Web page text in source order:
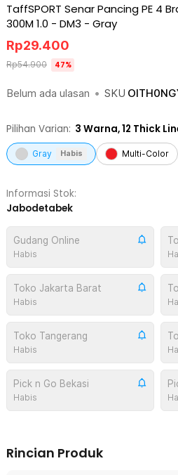
TaffSPORT Senar Pancing PE 4
300M 1.0 - DM3 - Gray
Belum ada ulasan • SKU
Rp29.400
Rp54.900 47%
Pilihan Varian: 3 Warna,12 Thick
Gray Habis Multi-Color
Informasi Stok:
Jabodetabek
Gudang Online
Habis
Toko Jakarta Barat
Habis
Toko Tangerang
Habis
Pick n Go Bekasi
Habis
Rincian Produk